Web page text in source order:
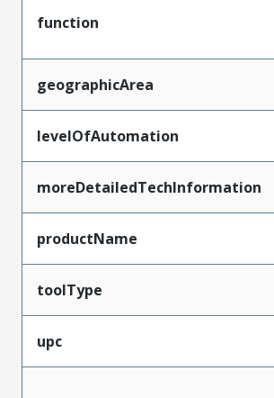
function
geographicArea
levelOfAutomation
moreDetailedTechInformation
productName
toolType
upc